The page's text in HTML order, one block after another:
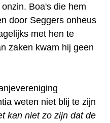
Boa's die hem
door Seggers onheus
met hen te
zaken kwam hij geen
weten niet blij te zijn
kan niet zo zijn dat de